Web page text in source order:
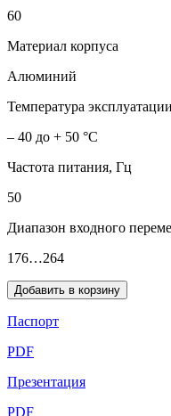
60
Материал корпуса
Алюминий
Температура
– 40 до + 50 °С
Частота питания, Гц
50
Диапазон входного
176…264
Добавить в корзину
Паспорт
PDF
Презентация
PDF